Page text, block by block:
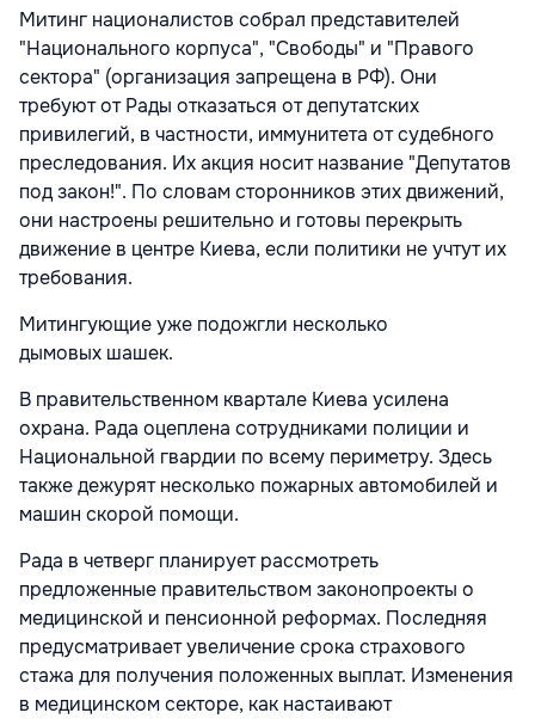
Митинг националистов собрал представителей
"Национального корпуса", "Свободы" и "Правого
сектора" (организация запрещена в РФ). Они
требуют от Рады отказаться от депутатских
привилегий, в частности, иммунитета от судебного
преследования. Их акция носит название "Депутатов
под закон!". По словам сторонников этих движений,
они настроены решительно и готовы перекрыть
движение в центре Киева, если политики не учтут их
требования.
Митингующие уже подожгли несколько
дымовых шашек.
В правительственном квартале Киева усилена
охрана. Рада оцеплена сотрудниками полиции и
Национальной гвардии по всему периметру. Здесь
также дежурят несколько пожарных автомобилей и
машин скорой помощи.
Рада в четверг планирует рассмотреть
предложенные правительством законопроекты о
медицинской и пенсионной реформах. Последняя
предусматривает увеличение срока страхового
стажа для получения положенных выплат. Изменения
в медицинском секторе, как настаивают